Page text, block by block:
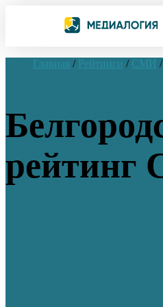
Главная / Рейтинги / СМИ /
рейтинг